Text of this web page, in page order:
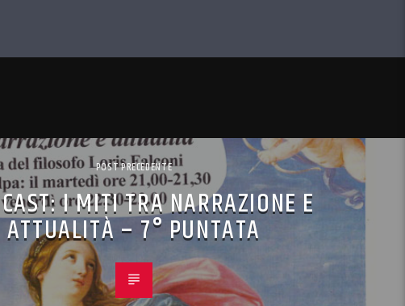
POST PRECEDENTE
I MITI TRA NARRAZIONE E
ATTUALITÀ – 7° PUNTATA